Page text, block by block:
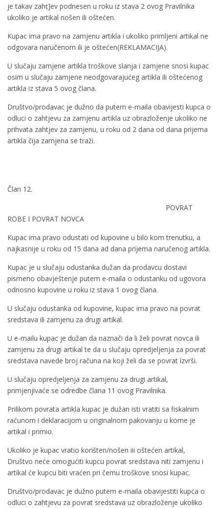
je takav zahț]ev podnesen u roku iz stava 2 ovog Pravilnika
ukoliko je artikal nošen ili oštećen.
Kupac ima pravo na zamjenu artikla i ukoliko primljeni artikal ne
odgovara naručenom ili je oštećen(REKLAMACIJA).
U slučaju zamjene artikla troškove slanja i zamjene snosi kupac
osim u slučaju zamjene neodgovarajućeg artikla ili oštećenog
artikla iz stava 5 ovog člana.
Društvo/prodavac je dužno da putem e-maila obavijesti kupca o
odluci o zahtjevu za zamjenu artikla uz obrazloženje ukoliko ne
prihvata zahtjev za zamjenu, u roku od 2 dana od dana prijema
artikla čija zamjena se traži.
Član 12.
POVRAT
ROBE I POVRAT NOVCA
Kupac ima pravo odustati od kupovine u bilo kom trenutku, a
najkasnije u roku od 15 dana ad dana prijema naručenog artikla.
Kupac je u slučaju odustanka dužan da prodavcu dostavi
pismeno obavještenje putem e-maila o odustanku od ugovora
odnosno kupovine u roku iz stava 1 ovog člana.
U slučaju odustanka od kupovine, kupac ima pravo na povrat
sredstava ili zamjenu za drugi artikal.
U e-mailu kupac je dužan da naznači da li želi povrat novca ili
zamjenu za drugi artikal te da u slučaju opredjeljenja za povrat
sredstava navede broj računa na koji želi da se povrat ízvrši.
U slučaju opredjeljenja za zamjenu za drugi artikal,
primjenjivaće se odredbe člana 11 ovog Pravilnika.
Prilikom povrata artikla kupac je dužan isti vratiti sa fiskalnim
raćunom i deklaracijom u originalnom pakovanju u kome je
artikal i primio.
Ukoliko je kupac vratio korišten/nošen iii oštećen artikal,
Društvo neće omogućiti kupcu povrat sredstava niti zamjenu i
artikal će kupcu biti vraćen pri čemu troškove snosi kupac.
Društvo/prodavac je dužno putem e-maila obavijestiti kupca o
odluci o zahtjevu za povrat sredstava uz obrazloženje ukoliko